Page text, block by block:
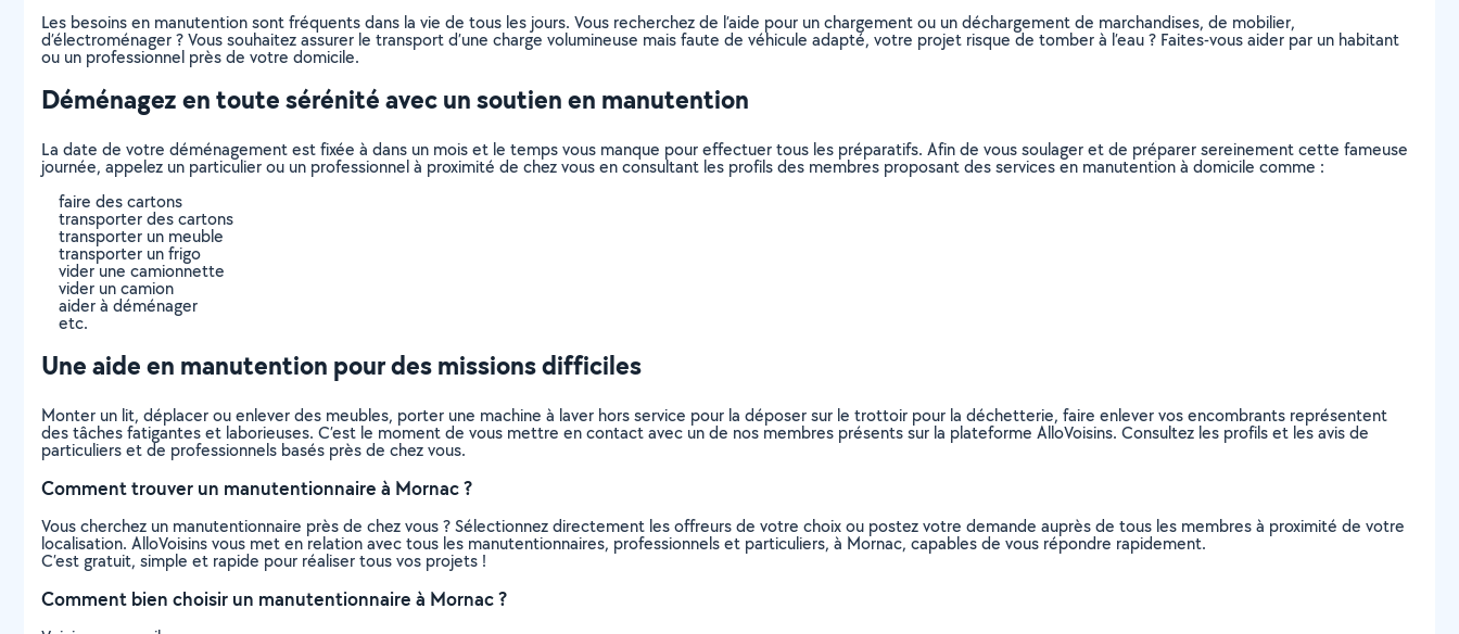
Les besoins en manutention sont fréquents dans la vie de tous les jours. Vous recherchez de l’aide pour un chargement ou un déchargement de marchandises, de mobilier,
d’électroménager ? Vous souhaitez assurer le transport d’une charge volumineuse mais faute de véhicule adapté, votre projet risque de tomber à l’eau ? Faites-vous aider par un habitant
ou un professionnel près de votre domicile.
Déménagez en toute sérénité avec un soutien en manutention
La date de votre déménagement est fixée à dans un mois et le temps vous manque pour effectuer tous les préparatifs. Afin de vous soulager et de préparer sereinement cette fameuse
journée, appelez un particulier ou un professionnel à proximité de chez vous en consultant les profils des membres proposant des services en manutention à domicile comme :
faire des cartons
transporter des cartons
transporter un meuble
transporter un frigo
vider une camionnette
vider un camion
aider à déménager
etc.
Une aide en manutention pour des missions difficiles
Monter un lit, déplacer ou enlever des meubles, porter une machine à laver hors service pour la déposer sur le trottoir pour la déchetterie, faire enlever vos encombrants représentent
des tâches fatigantes et laborieuses. C’est le moment de vous mettre en contact avec un de nos membres présents sur la plateforme AlloVoisins. Consultez les profils et les avis de
particuliers et de professionnels basés près de chez vous.
Comment trouver un manutentionnaire à Mornac ?
Vous cherchez un manutentionnaire près de chez vous ? Sélectionnez directement les offreurs de votre choix ou postez votre demande auprès de tous les membres à proximité de votre
localisation. AlloVoisins vous met en relation avec tous les manutentionnaires, professionnels et particuliers, à Mornac, capables de vous répondre rapidement.
C’est gratuit, simple et rapide pour réaliser tous vos projets !
Comment bien choisir un manutentionnaire à Mornac ?